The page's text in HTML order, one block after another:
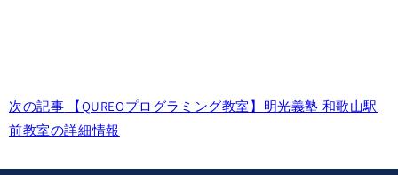
次の記事
【QUREOプログラミング教室】明光義塾 和歌山駅
前教室の詳細情報